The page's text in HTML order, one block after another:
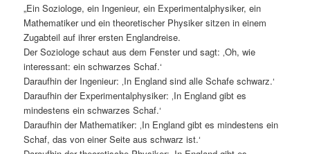
„Ein Soziologe, ein Ingenieur, ein Experimentalphysiker, ein
Mathematiker und ein theoretischer Physiker sitzen in einem
Zugabteil auf ihrer ersten Englandreise.
Der Soziologe schaut aus dem Fenster und sagt: ‚Oh, wie
interessant: ein schwarzes Schaf.‘
Daraufhin der Ingenieur: ‚In England sind alle Schafe schwarz.‘
Daraufhin der Experimentalphysiker: ‚In England gibt es
mindestens ein schwarzes Schaf.‘
Daraufhin der Mathematiker: ‚In England gibt es mindestens ein
Schaf, das von einer Seite aus schwarz ist.‘